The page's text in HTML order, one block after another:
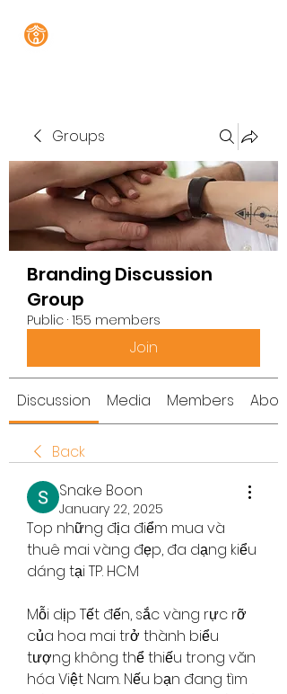
Groups
Branding Discussion
Group
Public · 155 members
Join
Discussion Media Members About
Back
Snake Boon
January 22, 2025
Top những địa điểm mua và
thuê mai vàng đẹp, đa dạng kiểu
dáng tại TP. HCM
Mỗi dịp Tết đến, sắc vàng rực rỡ
của hoa mai trở thành biểu
tượng không thể thiếu trong văn
hóa Việt Nam. Nếu bạn đang tìm